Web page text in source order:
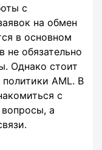
с
на обмен
в основном
не обязательно
Однако стоит
AML. В
с
а